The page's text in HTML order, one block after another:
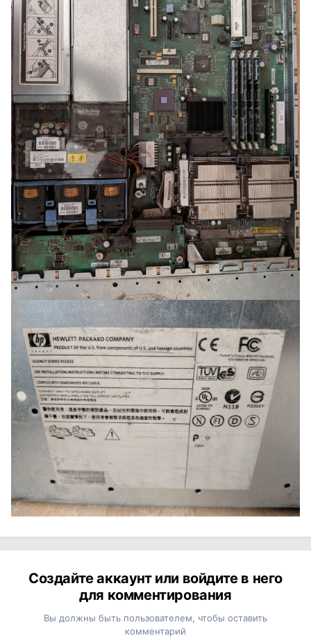
Создайте аккаунт или войдите в него
для комментирования
Вы должны быть пользователем, чтобы оставить
комментарий